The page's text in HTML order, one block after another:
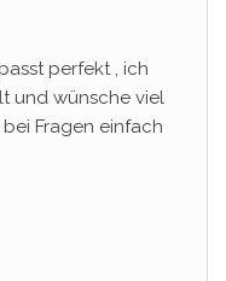
perfekt , ich
und wünsche viel
Fragen einfach